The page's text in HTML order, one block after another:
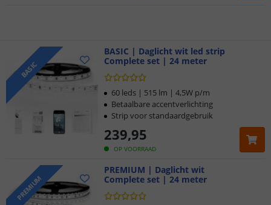
Voor 23:45 uur besteld,morgen in huis
BASIC
BASIC | Daglicht wit led strip
Complete set | 24 meter
OP VOORRAAD
239,95
60 leds | 515 lm | 4,5W p/m
Betaalbare accentverlichting
Strip voor standaardgebruik
PREMIUM
PREMIUM | Daglicht wit
Complete set | 24 meter